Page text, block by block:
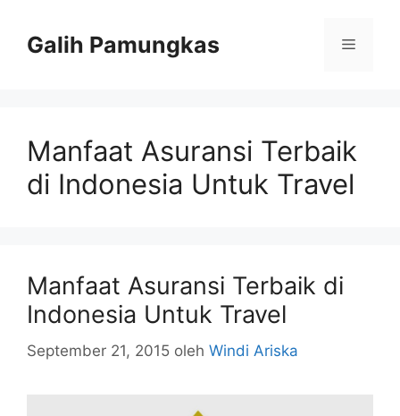
Galih Pamungkas Menu
Manfaat Asuransi Terbaik
di Indonesia Untuk Travel
Manfaat Asuransi Terbaik di
Indonesia Untuk Travel
September 21, 2015 oleh Windi Ariska